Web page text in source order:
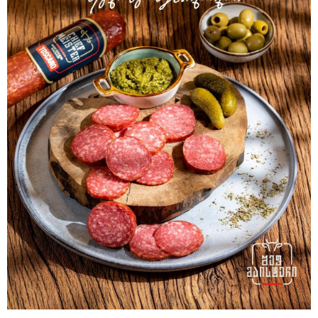
15:49 / 06-08-2026
შეიძინე ალდაგის სამოგზაურო დაზღვევა და მიიღე
გაორმაგებული ინტერნეტი